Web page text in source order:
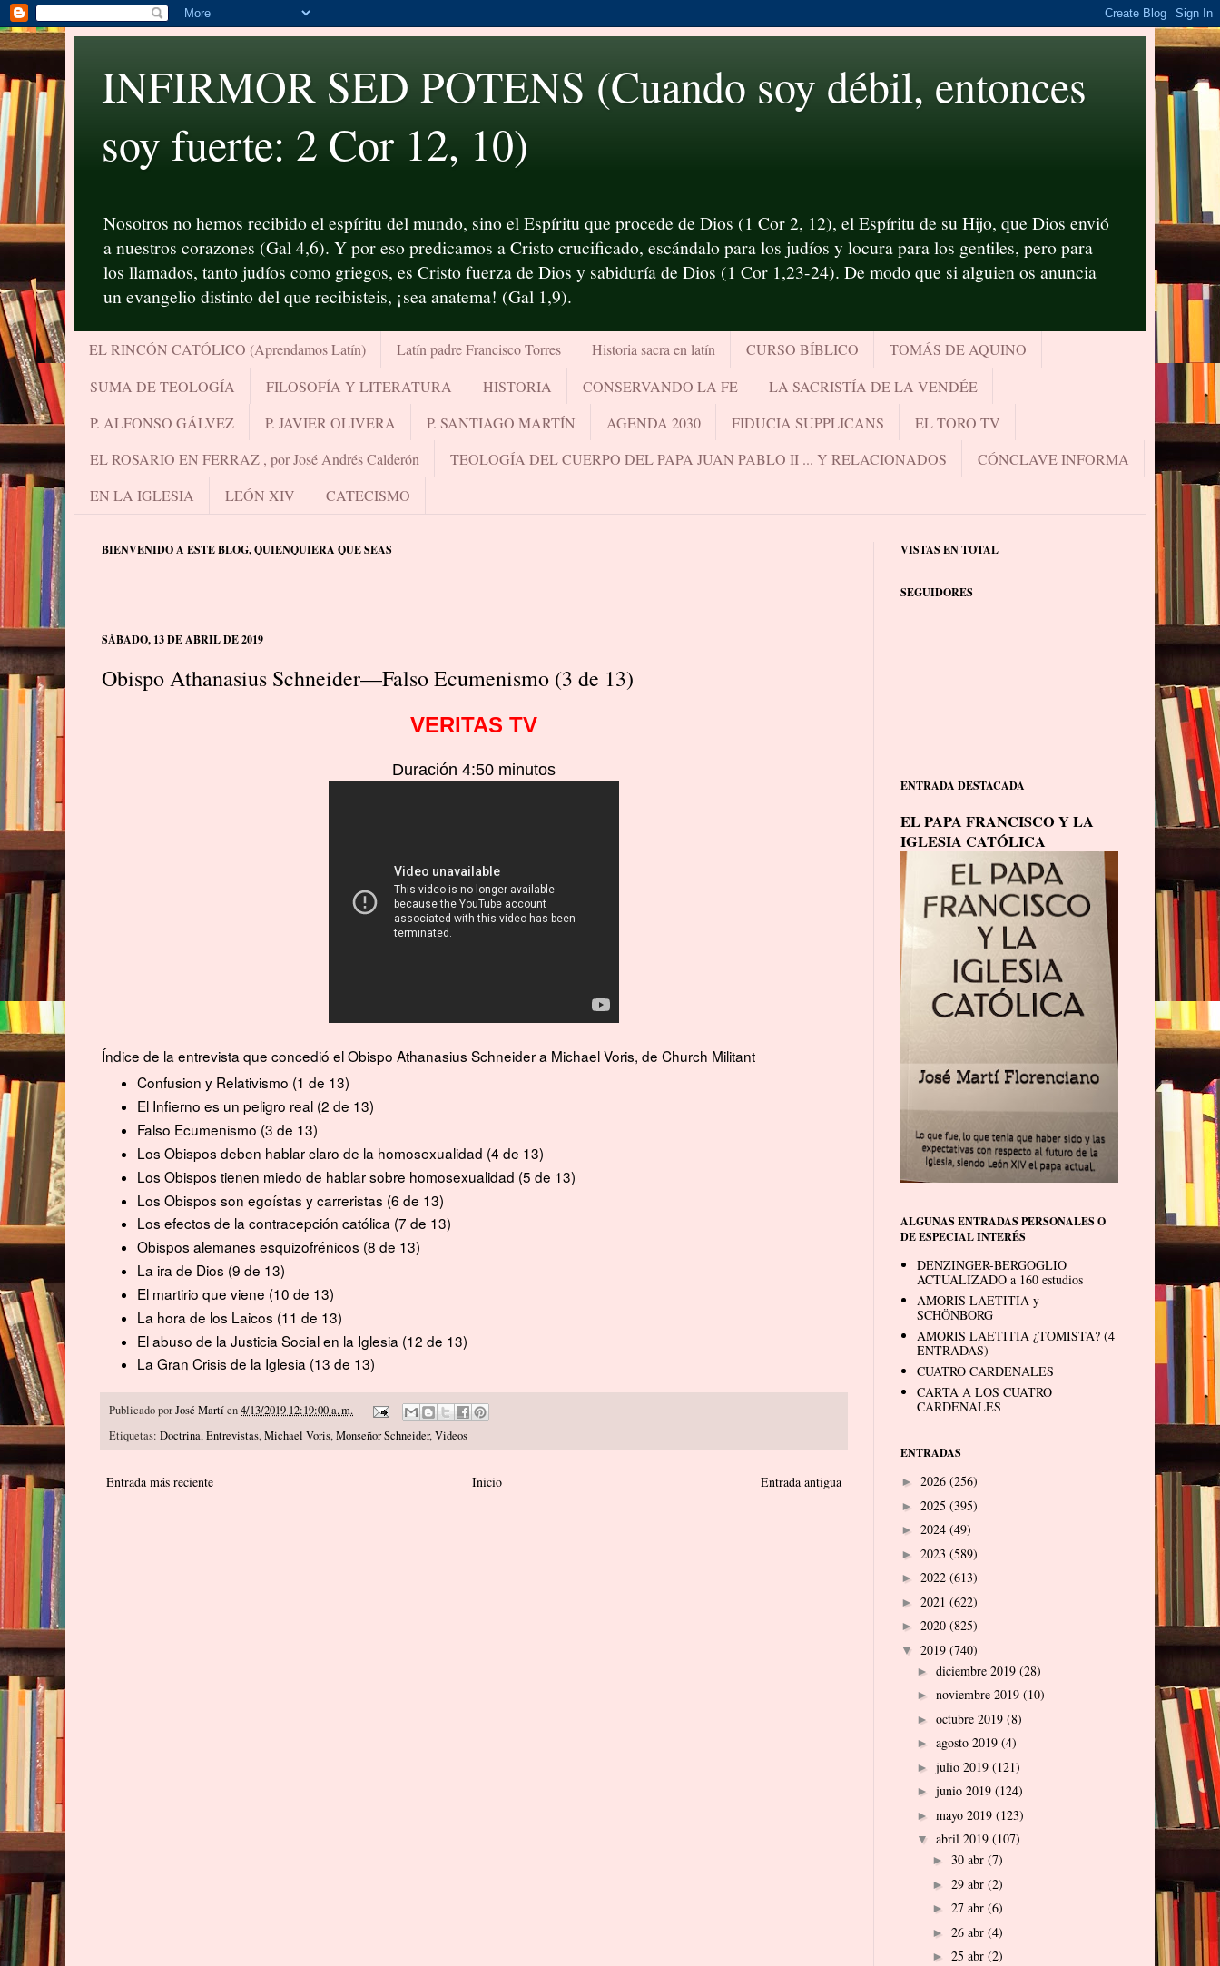
INFIRMOR SED POTENS (Cuando soy débil, entonces
soy fuerte: 2 Cor 12, 10)
Nosotros no hemos recibido el espíritu del mundo, sino el Espíritu que procede de Dios (1 Cor 2, 12), el Espíritu de su Hijo, que Dios envió
a nuestros corazones (Gal 4,6). Y por eso predicamos a Cristo crucificado, escándalo para los judíos y locura para los gentiles, pero para
los llamados, tanto judíos como griegos, es Cristo fuerza de Dios y sabiduría de Dios (1 Cor 1,23-24). De modo que si alguien os anuncia
un evangelio distinto del que recibisteis, ¡sea anatema! (Gal 1,9).
EL RINCÓN CATÓLICO (Aprendamos Latín) Latín padre Francisco Torres Historia sacra en latín CURSO BÍBLICO
TOMÁS DE AQUINO
SUMA DE TEOLOGÍA
FILOSOFÍA Y LITERATURA HISTORIA CONSERVANDO LA FE
LA SACRISTÍA DE LA VENDÉE
P. ALFONSO GÁLVEZ
P. JAVIER OLIVERA P. SANTIAGO MARTÍN AGENDA 2030 FIDUCIA SUPPLICANS
EL TORO TV
EL ROSARIO EN FERRAZ , por José Andrés Calderón
TEOLOGÍA DEL CUERPO DEL PAPA JUAN PABLO II ... Y RELACIONADOS
CÓNCLAVE INFORMA
EN LA IGLESIA
LEÓN XIV CATECISMO
BIENVENIDO A ESTE BLOG, QUIENQUIERA QUE SEAS
SÁBADO, 13 DE ABRIL DE 2019
Obispo Athanasius Schneider—Falso Ecumenismo (3 de 13)
VERITAS TV
Duración 4:50 minutos
Índice de la entrevista que concedió el Obispo Athanasius Schneider a Michael Voris, de Church Militant
Confusion y Relativismo (1 de 13)
El Infierno es un peligro real(2 de 13)
Falso Ecumenismo (3 de 13)
Los Obispos deben hablar claro de la homosexualidad (4 de 13)
Los Obispos tienen miedo de hablar sobre homosexualidad (5 de 13)
Los Obispos son egoístas y carreristas (6 de 13)
Los efectos de la contracepción católica (7 de 13)
Obispos alemanes esquizofrénicos (8 de 13)
La ira de Dios (9 de 13)
El martirio que viene (10 de 13)
La hora de los Laicos (11 de 13)
El abuso de la Justicia Social en la Iglesia (12 de 13)
La Gran Crisis de la Iglesia(13 de 13)
Publicado porJosé Martíen4/13/2019 12:19:00 a. m.
Etiquetas: Doctrina,Entrevistas,Michael Voris,Monseñor Schneider,Videos
Entrada más reciente Entrada antigua
Inicio
VISTAS EN TOTAL
SEGUIDORES
ENTRADA DESTACADA
EL PAPA FRANCISCO Y LA
IGLESIA CATÓLICA
ALGUNAS ENTRADAS PERSONALES O
DE ESPECIAL INTERÉS
DENZINGER-BERGOGLIO
ACTUALIZADO a 160 estudios
AMORIS LAETITIA y
SCHÖNBORG
AMORIS LAETITIA ¿TOMISTA? (4
ENTRADAS)
CUATRO CARDENALES
CARTA A LOS CUATRO
CARDENALES
ENTRADAS
► 2026 (256)
► 2025 (395)
► 2024 (49)
► 2023 (589)
► 2022 (613)
► 2021 (622)
► 2020 (825)
▼ 2019 (740)
► diciembre 2019 (28)
► noviembre 2019 (10)
► octubre 2019 (8)
► agosto 2019 (4)
► julio 2019 (121)
► junio 2019 (124)
► mayo 2019 (123)
▼ abril 2019 (107)
► 30 abr (7)
► 29 abr (2)
► 27 abr (6)
► 26 abr (4)
► 25 abr (2)